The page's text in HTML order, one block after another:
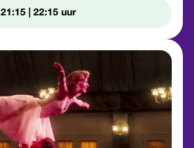
21:15 | 22:15